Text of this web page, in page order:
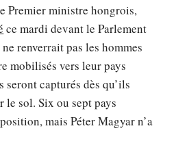
Premier ministre hongrois,
ce mardi devant le Parlement
renverrait pas les hommes
mobilisés vers leur pays
seront capturés dès qu’ils
le sol. Six ou sept pays
mais Péter Magyar n’a